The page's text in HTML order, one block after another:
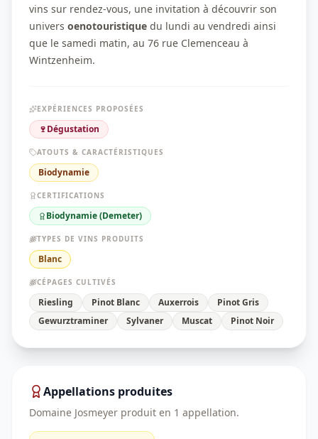
vins sur rendez-vous, une invitation à découvrir son
univers oenotouristique du lundi au vendredi ainsi
que le samedi matin, au 76 rue Clemenceau à
Wintzenheim.
EXPÉRIENCES PROPOSÉES
🍷Dégustation
ATOUTS & CARACTÉRISTIQUES
Biodynamie
CERTIFICATIONS
Biodynamie (Demeter)
TYPES DE VINS PRODUITS
Blanc
CÉPAGES CULTIVÉS
Riesling Pinot Blanc Auxerrois
Pinot Gris
Gewurztraminer
Sylvaner Muscat Pinot Noir
Appellations produites
Domaine Josmeyer produit en 1 appellation.